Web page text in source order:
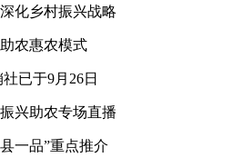
化乡村振兴战略
农惠农模式
已于9月26日
兴助农专场直播
一品”重点推介